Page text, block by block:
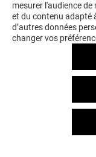
mesurer l'audience
et du contenu adapté
d’autres données
changer vos